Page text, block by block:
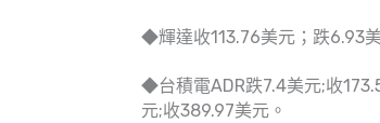
◆輝達收113.76美元；跌6.93
◆台積電ADR跌7.4美元;收
元;收389.97美元。